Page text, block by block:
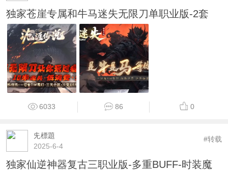
独家苍崖专属和牛马迷失无限刀单职业版-2套
6033 86 0
兂標題
2025-6-4
#转载
独家仙逆神器复古三职业版-多重BUFF-时装魔